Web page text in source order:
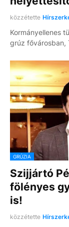
közzétette
Kormányellenes
grúz fővárosban,
GRÚZIA
Szijjártó
fölényes
is!
közzétette